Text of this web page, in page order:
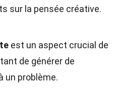
sur la pensée créative.
est un aspect crucial de
de générer de
un problème.